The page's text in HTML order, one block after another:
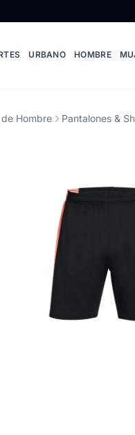
URBANO HOMBRE
Hombre Pantalones &